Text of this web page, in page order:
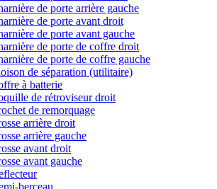
de porte arrière gauche
de porte avant droit
de porte avant gauche
de porte de coffre droit
de porte de coffre gauche
de séparation (utilitaire)
à batterie
de rétroviseur droit
de remorquage
arrière droit
arrière gauche
avant droit
avant gauche
berceau